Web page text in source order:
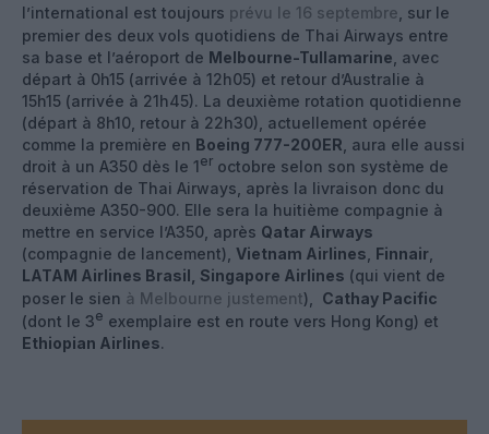
l’international est toujours prévu le 16 septembre , sur le
premier des deux vols quotidiens de Thai Airways entre
sa base et l’aéroport de Melbourne-Tullamarine , avec
départ à 0h15 (arrivée à 12h05) et retour d’Australie à
15h15 (arrivée à 21h45). La deuxième rotation quotidienne
(départ à 8h10, retour à 22h30), actuellement opérée
comme la première en Boeing 777-200ER , aura elle aussi
droit à un A350 dès le 1er octobre selon son système de
réservation de Thai Airways, après la livraison donc du
deuxième A350-900. Elle sera la huitième compagnie à
mettre en service l’A350, après Qatar Airways
(compagnie de lancement), Vietnam Airlines Finnair
LATAM Airlines Brasil, Singapore Airlines (qui vient de
poser le sien à Melbourne justement), Cathay Pacific
(dont le 3e exemplaire est en route vers Hong Kong) et
Ethiopian Airlines.